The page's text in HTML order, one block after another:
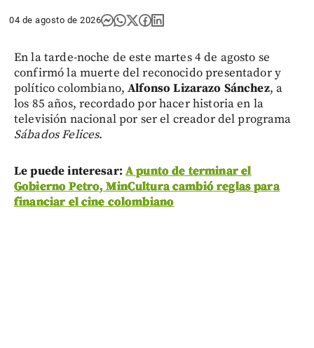
04 de agosto de 2026
En la tarde-noche de este martes 4 de agosto se
confirmó la muerte del reconocido presentador y
político colombiano,Alfonso Lizarazo Sánchez, a
los 85 años, recordado por hacer historia en la
televisión nacional por ser el creador del programa
Sábados Felices.
Le puede interesar: A punto de terminar el
Gobierno Petro, MinCultura cambió reglas para
financiar el cine colombiano